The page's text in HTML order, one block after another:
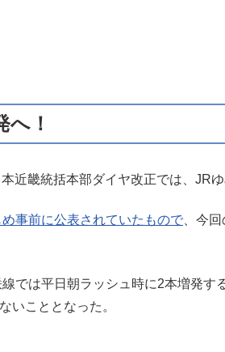
へ！
近畿統括本部ダイヤ改正では、JR
事前に公表されていたもので 、今
では平日朝ラッシュ時に2本増発す
いこととなった。